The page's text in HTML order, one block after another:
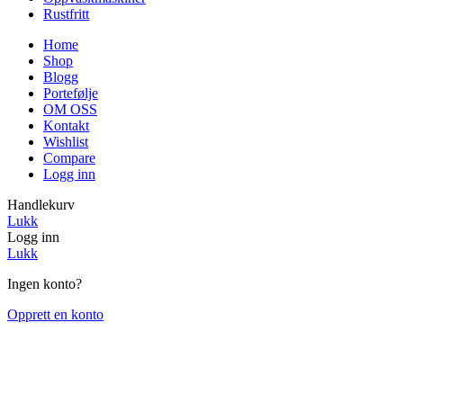
Rustfritt
Home
Shop
Blogg
Portefølje
OM OSS
Kontakt
Wishlist
Compare
Logg inn
Handlekurv
Lukk
Logg inn
Lukk
Ingen konto?
Opprett en konto